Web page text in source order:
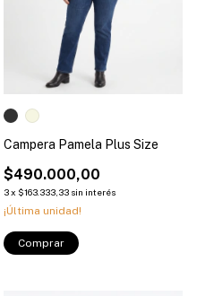
Campera Pamela Plus Size
$490.000,00
3x $163.333,33 sin interés
¡Última unidad!
Comprar